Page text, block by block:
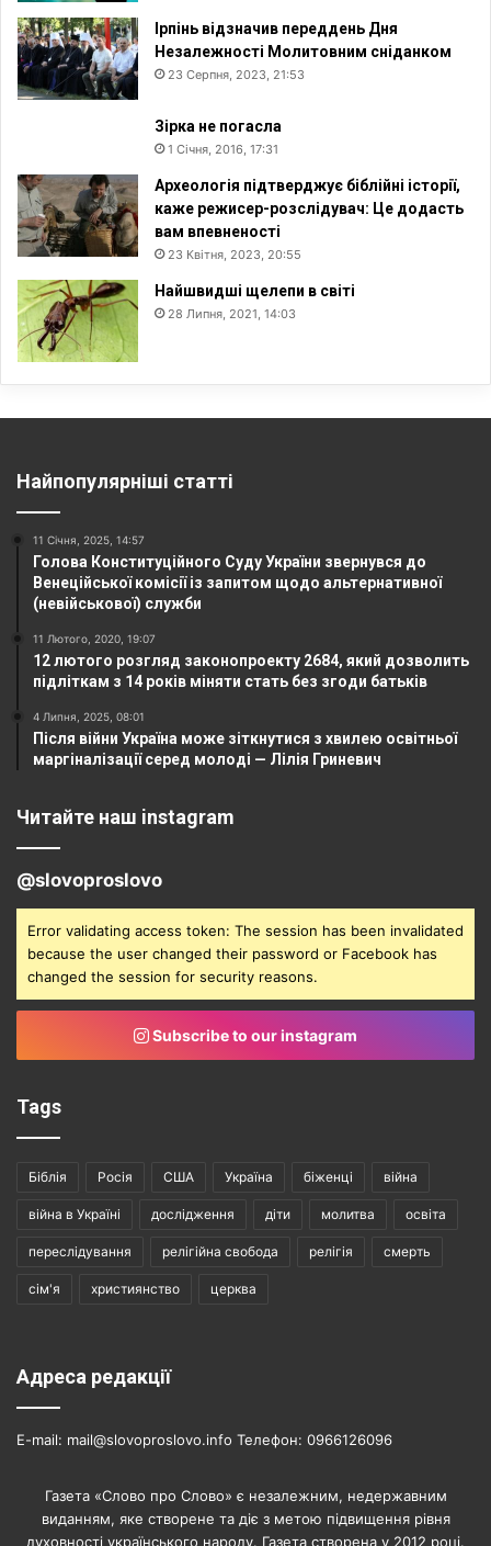
Ірпінь відзначив переддень Дня
Незалежності Молитовним сніданком
23 Серпня, 2023, 21:53
Зірка не погасла
1 Січня, 2016, 17:31
Археологія підтверджує біблійні історії,
каже режисер-розслідувач: Це додасть
вам впевненості
23 Квітня, 2023, 20:55
Найшвидші щелепи в світі
28 Липня, 2021, 14:03
Найпопулярніші статті
11 Січня, 2025, 14:57
Голова Конституційного Суду України звернувся до
Венеційської комісії із запитом щодо альтернативної
(невійськової) служби
11 Лютого, 2020, 19:07
12 лютого розгляд законопроекту 2684, який дозволить
підліткам з 14 років міняти стать без згоди батьків
4 Липня, 2025, 08:01
Після війни Україна може зіткнутися з хвилею освітньої
маргіналізації серед молоді — Лілія Гриневич
Читайте наш instagram
@slovoproslovo
Error validating access token: The session has been invalidated
because the user changed their password or Facebook has
changed the session for security reasons.
Subscribe to our instagram
Tags
Біблія Росія США Україна біженці війна
війна в Україні дослідження діти молитва освіта
переслідування релігійна свобода релігія смерть
сім'я християнство церква
Адреса редакції
E-mail: mail@slovoproslovo.info Телефон: 0966126096
Газета «Слово про Слово» є незалежним, недержавним
виданням, яке створене та діє з метою підвищення рівня
духовності українського народу. Газета створена у 2012 році.